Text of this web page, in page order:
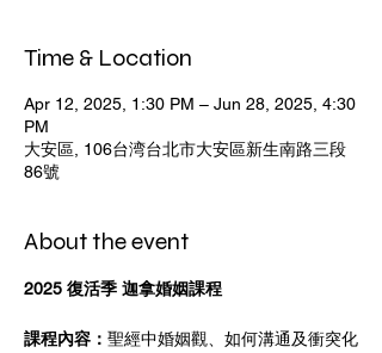
Time & Location
Apr 12, 2025, 1:30 PM – Jun 28, 2025, 4:30
PM
大安區, 106台湾台北市大安區新生南路三段
86號
About the event
2025 復活季 迦拿婚姻課程
課程內容： 聖經中婚姻觀、如何溝通及衝突化